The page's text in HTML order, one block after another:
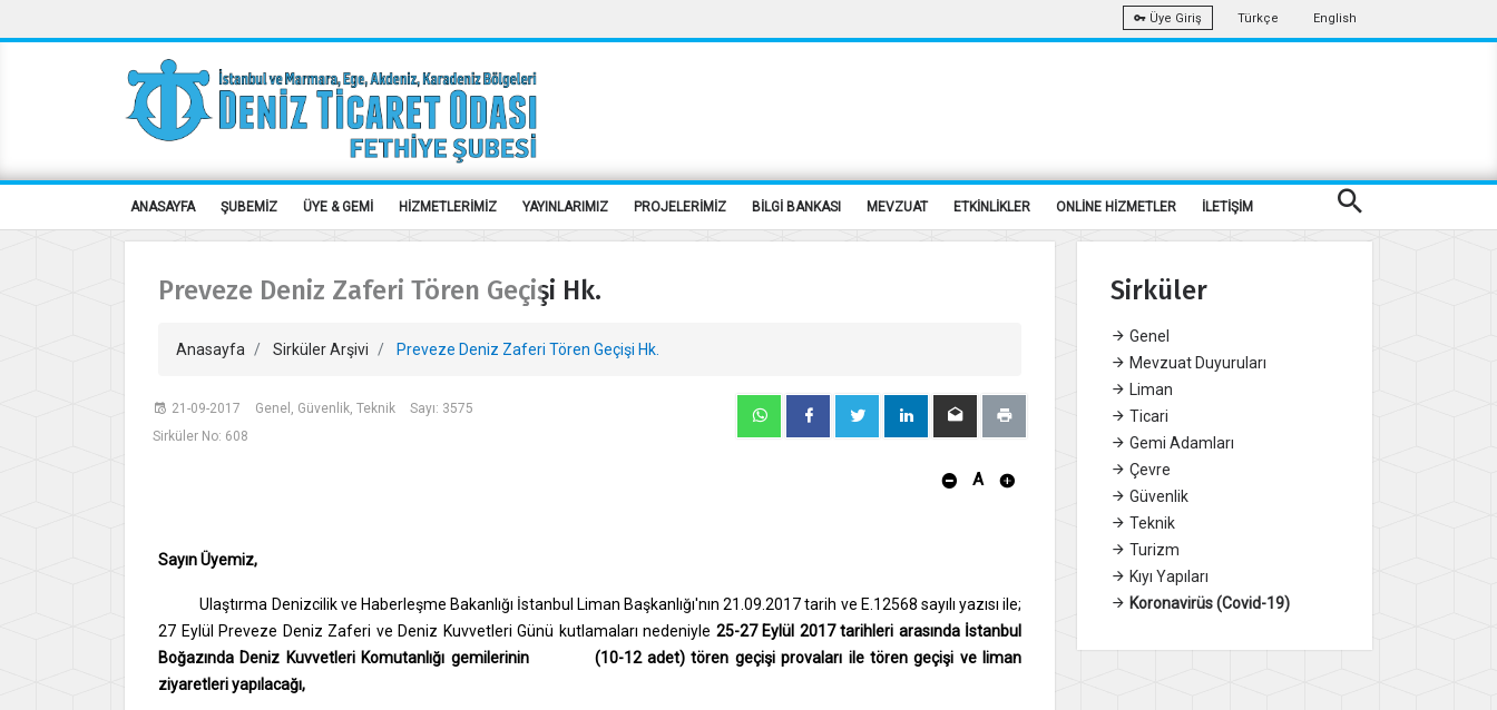
Üye Giriş Türkçe English
ANASAYFA ŞUBEMİZ ÜYE & GEMİ HİZMETLERİMİZ YAYINLARIMIZ PROJELERİMİZ BİLGİ BANKASI MEVZUAT ETKİNLİKLER ONLİNE HİZMETLER İLETİŞİM
Preveze Deniz Zaferi Tören Geçişi Hk.
Anasayfa Sirküler Arşivi Preveze Deniz Zaferi Tören Geçişi Hk.
21-09-2017 Genel, Güvenlik, Teknik
Sayı: 3575
Sirküler No: 608
A
Sayın Üyemiz,
Ulaştırma Denizcilik ve Haberleşme Bakanlığı İstanbul Liman Başkanlığı'nın 21.09.2017 tarih ve E.12568 sayılı yazısı ile;
27 Eylül Preveze Deniz Zaferi ve Deniz Kuvvetleri Günü kutlamaları nedeniyle 25-27 Eylül 2017 tarihleri arasında İstanbul
Boğazında Deniz Kuvvetleri Komutanlığı gemilerinin
(10-12 adet) tören geçişi provaları ile tören geçişi ve liman
ziyaretleri yapılacağı,
Sirküler
Genel
Mevzuat Duyuruları
Liman
Ticari
Gemi Adamları
Çevre
Güvenlik
Teknik
Turizm
Kıyı Yapıları
Koronavirüs (Covid-19)